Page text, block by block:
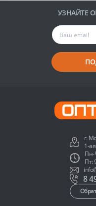
УЗНАЙТЕ
г.
1-
Пн-
Пт:
8